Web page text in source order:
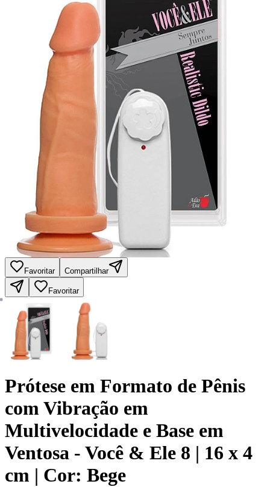
Favoritar Compartilhar
Favoritar
Prótese em Formato de Pênis
com Vibração em
Multivelocidade e Base em
Ventosa - Você & Ele 8 | 16 x 4
cm | Cor: Bege